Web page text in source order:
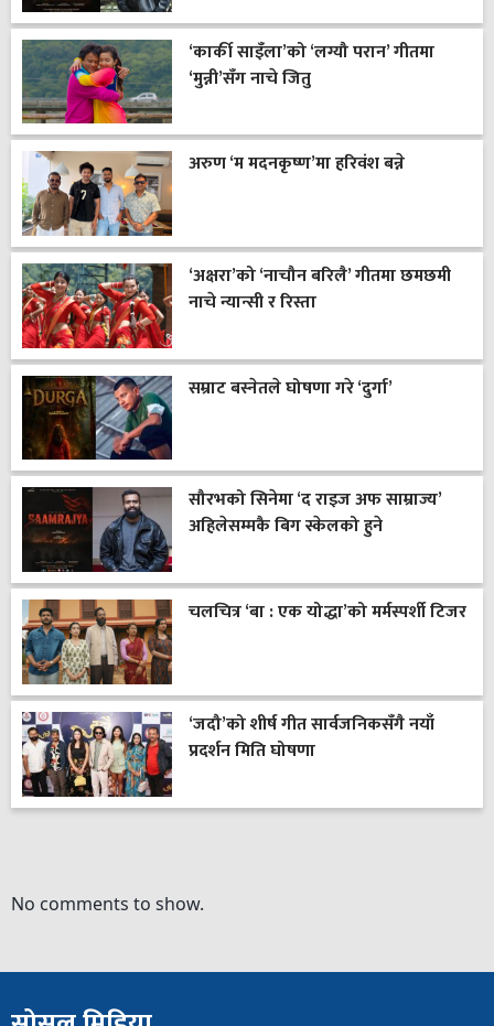
‘कार्की साइँला’को ‘लग्यौ परान’ गीतमा
‘मुन्नी’सँग नाचे जितु
अरुण ‘म मदनकृष्ण’मा हरिवंश बन्ने
‘अक्षरा’को ‘नाचौन बरिलै’ गीतमा छमछमी
नाचे न्यान्सी र रिस्ता
सम्राट बस्नेतले घोषणा गरे ‘दुर्गा’
सौरभको सिनेमा ‘द राइज अफ साम्राज्य’
अहिलेसम्मकै बिग स्केलको हुने
चलचित्र ‘बा : एक योद्धा’को मर्मस्पर्शी टिजर
‘जदौ’को शीर्ष गीत सार्वजनिकसँगै नयाँ
प्रदर्शन मिति घोषणा
No comments to show.